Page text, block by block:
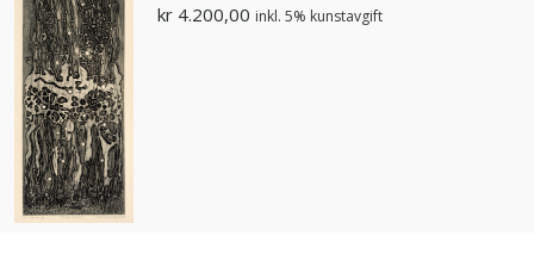
kr 4.200,00 inkl. 5% kunstavgift